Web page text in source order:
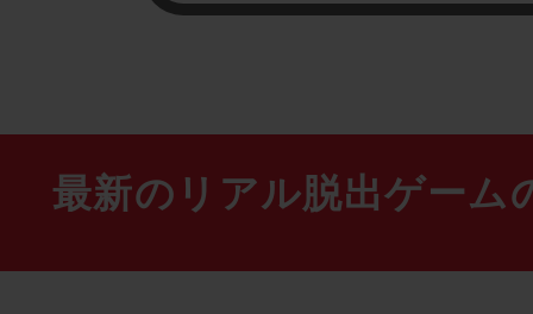
最新のリアル脱出ゲーム